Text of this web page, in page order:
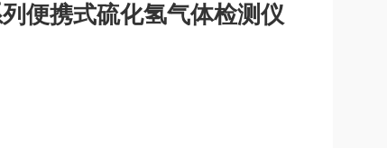
便携式硫化氢气体检测仪